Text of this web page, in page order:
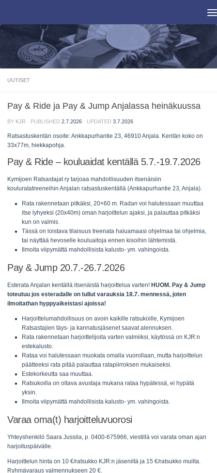
UUTISET
Pay & Ride ja Pay & Jump Anjalassa heinäkuussa
BY KJR · PUBLISHED 2.7.2026 · UPDATED 3.7.2026
Ratsastuskentän osoite: Ankkapurhantie 23, 46910 Anjala. Kentän koko on
33x77m, hiekkapohja.
Pay & Ride – kouluaidat kentällä 5.7.-19.7.2026
Kymijoen Ratsastajat ry tarjoaa mahdollisuuden itsenäisiin
kouluratatreeneihin Anjalan ratsastuskentällä (Ankkapurhantie 23, Anjala).
Rata rakennetaan pitkäksi, 20×60 m. Radan voi halutessaan muuttaa
itse lyhyeksi (20x40m) oman harjoittelun ajaksi, ja palauttaa pitkäksi
kun on valmis.
Tässä on loistava tilaisuus treenata haluamaasi ohjelmaa tai ohjelmia,
tai näyttää hevoselle kouluaitoja ennen kisoihin lähtemistä.
Ilmoita viipymättä mahdollisista kalusto- ym. vahingoista.
Pay & Jump 20.7.-26.7.2026
Esterata Anjalan kentällä itsenäistä harjoittelua varten! HUOM. Pay & Jump
toteutuu jos esteradalle on tullut varauksia 18.7. mennessä, joten
ilmoitathan hyppyaikeistasi ajoissa!
Harjoittelumahdollisuus on avoin kaikille ratsukoille, Kymijoen
Ratsastajien täys- ja kannatusjäsenet saavat alennuksen.
Rata rakennetaan harjoittelijoita varten valmiiksi, käytössä on KJR:n
estekalusto.
Rataa voi halutessaan muokata omalla vuorollaan, mutta harjoittelun
päätteeksi rata pitää palauttaa ratapiirroksen mukaiseksi.
Estekorkeutta saa muuttaa.
Ratsukoilla on oltava avustaja mukana rataa hypätessä, ei hypätä
yksin.
Ilmoita viipymättä mahdollisista kalusto- ym. vahingoista.
Varaa oma(t) harjoitteluvuorosi
Yhteyshenkilö Saara Jussila, p. 0400-675966, viestillä voi varata oman ajan
harjoituspäivälle.
Harjoittelun hinta on 10 €/ratsukko KJR:n jäseniltä ja 15 €/ratsukko muilta.
Ryhmävaraus valmennukseen 20 €.